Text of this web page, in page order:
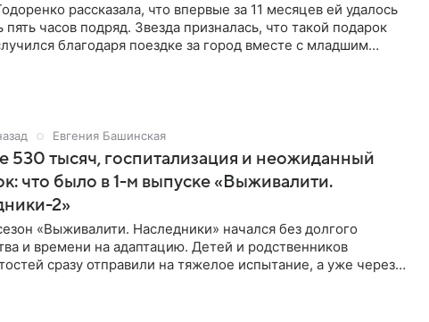
рассказала, что впервые за 11 месяцев ей удалось
пять часов подряд. Звезда призналась, что такой подарок
благодаря поездке за город вместе с младшим
Евгения Башинская
530 тысяч, госпитализация и неожиданный
что было в 1-м выпуске «Выживалити.
2»
«Выживалити. Наследники» начался без долгого
и времени на адаптацию. Детей и родственников
сразу отправили на тяжелое испытание, а уже через